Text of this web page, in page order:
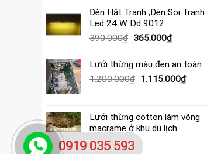
là:
650.000₫.
tại
595.000₫.
Đèn Hắt Tranh ,Đèn Soi Tranh
Led 24 W Dd 9012
390.000₫ Giá
là:
390.000₫.
365.000₫Giá
tại
là:
365.000₫.
Lưới thừng màu đen an toàn
1.200.000₫ Giá
1.200.000₫.
1.115.000₫Giá
là:
Lưới thừng cotton làm võng
macrame ở khu du lịch
4.000.000₫
0919 035 593